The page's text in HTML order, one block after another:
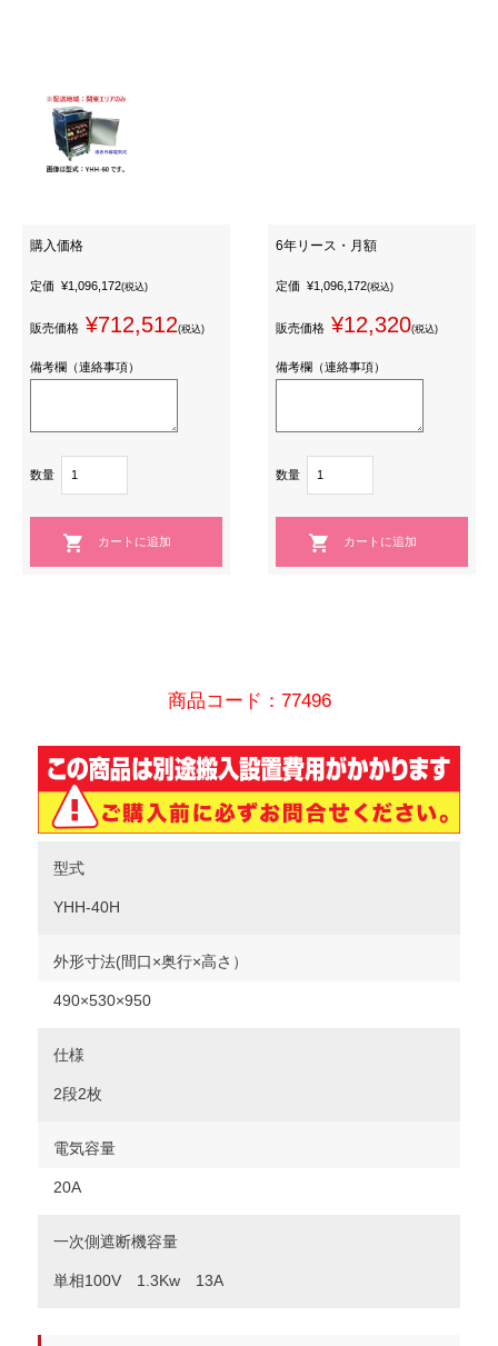
購入価格
定価 ¥1,096,172(税込)
販売価格 ¥712,512(税込)
備考欄（連絡事項）
数量
6年リース・月額
定価 ¥1,096,172(税込)
販売価格 ¥12,320(税込)
備考欄（連絡事項）
数量
商品コード：77496
型式
YHH-40H
外形寸法(間口×奥行×高さ）
490×530×950
仕様
2段2枚
電気容量
20A
一次側遮断機容量
単相100V 1.3Kw 13A